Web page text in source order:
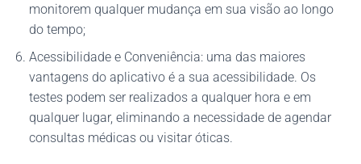
monitorem qualquer mudança em sua visão ao longo
do tempo;
Acessibilidade e Conveniência: uma das maiores
vantagens do aplicativo é a sua acessibilidade. Os
testes podem ser realizados a qualquer hora e em
qualquer lugar, eliminando a necessidade de agendar
consultas médicas ou visitar óticas.